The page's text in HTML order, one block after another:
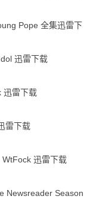
Pope 全集迅雷下
迅雷下载
迅雷下载
雷下载
迅雷下载
Newsreader Season